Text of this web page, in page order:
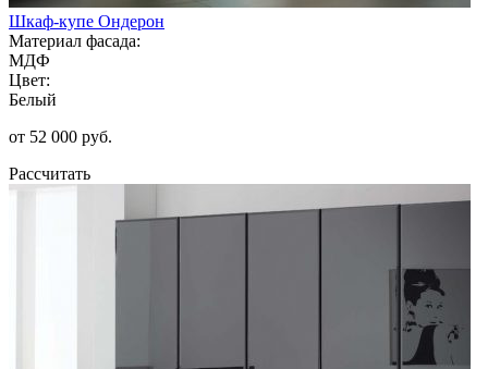
Шкаф-купе Ондерон
Материал фасада:
МДФ
Цвет:
Белый
от 52 000 руб.
Рассчитать